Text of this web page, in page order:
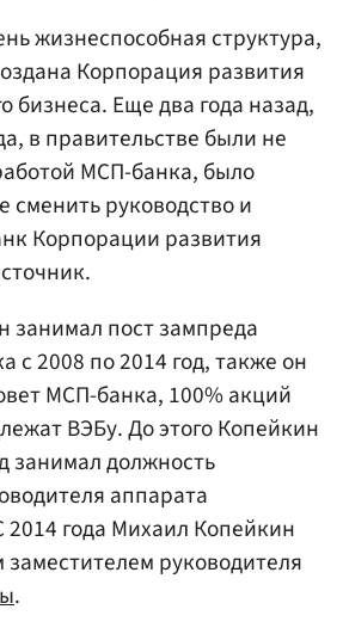
жизнеспособная структура,
Корпорация развития
бизнеса. Еще два года назад,
в правительстве были не
МСП-банка, было
руководство и
Корпорации развития
занимал пост зампреда
с 2008 по 2014 год, также он
МСП-банка, 100% акций
ВЭБу. До этого Копейкин
занимал должность
аппарата
2014 года Михаил Копейкин
руководителя
.